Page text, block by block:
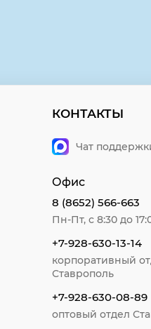
КОНТАКТЫ
Чат
Офис
8 (8652) 566-663
Пн-Пт, с 8:30 до
+7-928-630-13-14
корпоративный
Ставрополь
+7-928-630-08-89
оптовый отдел